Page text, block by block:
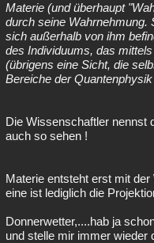
Materie (und überhaupt
durch seine Wahrnehmung.
sich außerhalb von ihm
des Individuums, das
(übrigens eine Sicht, die
Bereiche der
Die Wissenschaftler nennst
auch so sehen !
Materie entsteht erst mit
eine ist lediglich die
Donnerwetter,....hab ja
und stelle mir immer wieder